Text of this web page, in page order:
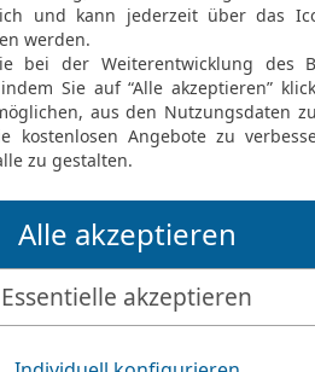
Schaubrote, für
Silbers für die
17 und für die
und für die
für die silbernen
und für den
Gewicht. Auch
goldenen
des Bundes des
Das alles
HERRN, der